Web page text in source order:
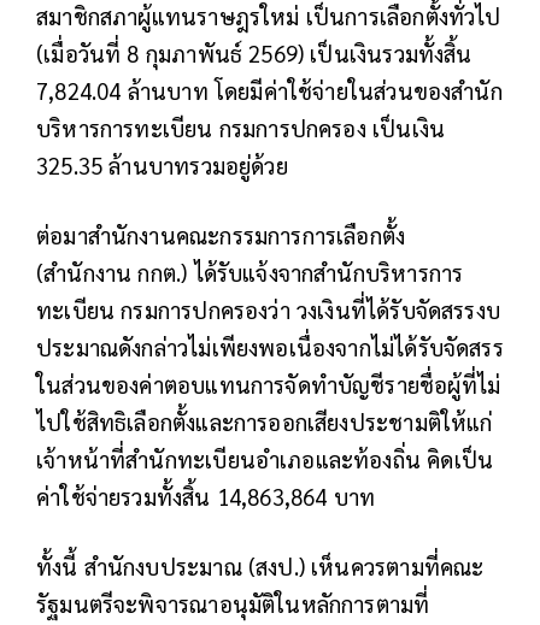
สมาชิกสภาผู้แทนราษฎรใหม่ เป็นการเลือกตั้งทั่วไป
(เมื่อวันที่ 8 กุมภาพันธ์ 2569) เป็นเงินรวมทั้งสิ้น
7,824.04 ล้านบาท โดยมีค่าใช้จ่ายในส่วนของสำนัก
บริหารการทะเบียน กรมการปกครอง เป็นเงิน
325.35 ล้านบาทรวมอยู่ด้วย
ต่อมาสำนักงานคณะกรรมการการเลือกตั้ง
(สำนักงาน กกต.) ได้รับแจ้งจากสำนักบริหารการ
ทะเบียน กรมการปกครองว่า วงเงินที่ได้รับจัดสรรงบ
ประมาณดังกล่าวไม่เพียงพอเนื่องจากไม่ได้รับจัดสรร
ในส่วนของค่าตอบแทนการจัดทำบัญชีรายชื่อผู้ที่ไม่
ไปใช้สิทธิเลือกตั้งและการออกเสียงประชามติให้แก่
เจ้าหน้าที่สำนักทะเบียนอำเภอและท้องถิ่น คิดเป็น
ค่าใช้จ่ายรวมทั้งสิ้น 14,863,864 บาท
ทั้งนี้ สำนักงบประมาณ (สงป.) เห็นควรตามที่คณะ
รัฐมนตรีจะพิจารณาอนุมัติในหลักการตามที่